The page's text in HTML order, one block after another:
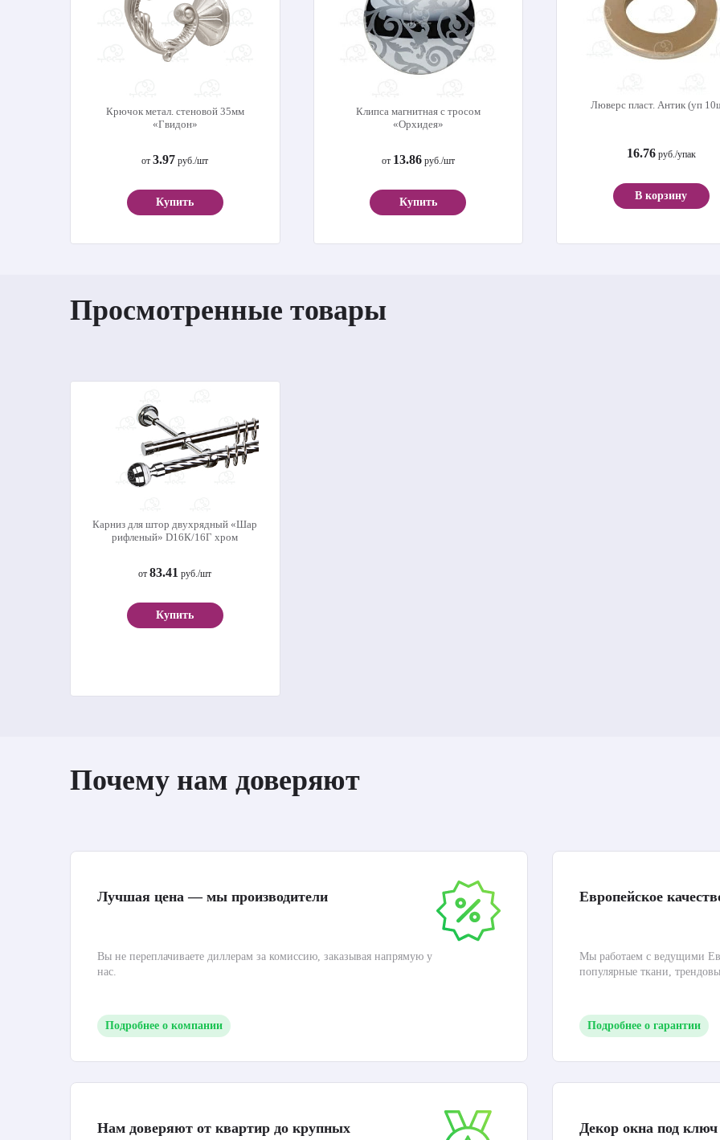
Крючок метал. стеновой 35мм
«Гвидон»
от3.97 руб./шт
Купить
Клипса магнитная с тросом
«Орхидея»
от 13.86руб./шт
Купить
Люверс пласт. Антик (уп
16.76руб./упак
В корзину
Просмотренные товары
Карниз для штор двухрядный «Шар
рифленый» D16К/16Г хром
от83.41 руб./шт
Купить
Почему нам доверяют
Лучшая цена — мы производители
Вы не переплачиваете диллерам за комиссию, заказывая напрямую у
нас.
Подробнее о компании
Нам доверяют от квартир до крупных
Европейское
Мы работаем с ведущими
популярные ткани,
Подробнее о гарантии
Декор окна под ключ